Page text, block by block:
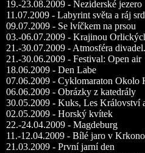
19.-23.08.2009 - Neziderské jezero
11.07.2009 - Labyrint světa a ráj
09.07.2009 - Se lvíčkem na prsou
03.-06.07.2009 - Krajinou
21.-30.07.2009 - Atmosféra
21.-30.06.2009 - Festival: Open air
18.06.2009 - Den Labe
07.06.2009 - Cyklomaraton Okolo
06.06.2009 - Obrázky z katedrály
30.05.2009 - Kuks, Les Království
02.05.2009 - Horský kvítek
22.-24.04.2009 - Magdeburg
11.-12.04.2009 - Bílé jaro v
21.03.2009 - První jarní den